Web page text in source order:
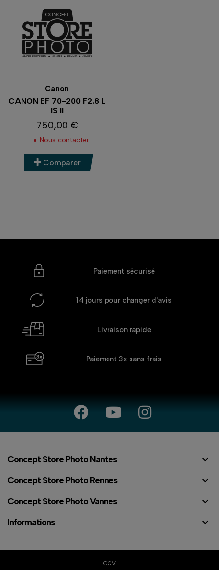
Canon
CANON EF 70-200 F2.8 L
IS II
Prix
750,00 €
Nous contacter
Comparer
Paiement sécurisé
14 jours pour changer d'avis
Livraison rapide
Paiement 3x sans frais
Concept Store Photo Nantes 
Concept Store Photo Rennes 
Concept Store Photo Vannes 
Informations 
CGV